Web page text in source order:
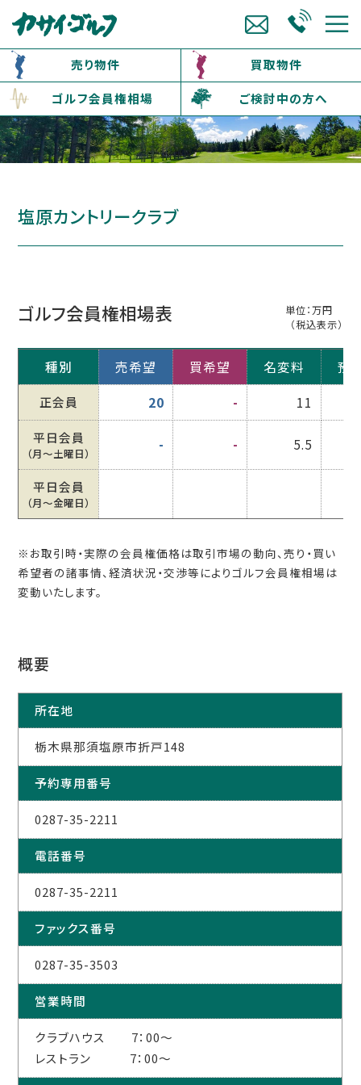
売り物件
買取物件
ゴルフ会員権相場
ご検討中の方へ
塩原カントリークラブ
ゴルフ会員権相場表
単位：万円
（税込表示）
種別 売希望 買希望 名変料 預
正会員 20 - 11
平日会員
（月〜土曜日） - - 5.5
平日会員
（月〜金曜日）
※お取引時・実際の会員権価格は取引市場の動向、売り・買い
希望者の諸事情、経済状況・交渉等によりゴルフ会員権相場は
変動いたします。
概要
所在地
栃木県那須塩原市折戸148
予約専用番号
0287-35-2211
電話番号
0287-35-2211
ファックス番号
0287-35-3503
営業時間
クラブハウス 7：00～
レストラン 7：00～